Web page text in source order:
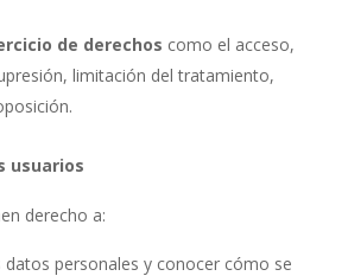
de derechos como el acceso,
limitación del tratamiento,
usuarios
derecho a:
personales y conocer cómo se